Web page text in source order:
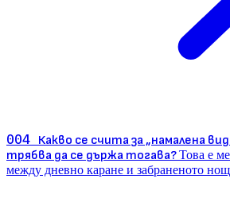
004 Какво се счита за „намалена
трябва да се държа тогава?Това е
между дневно каране и забраненото